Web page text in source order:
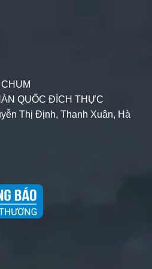
QUỐC ĐÍCH THỰC
Thị Định, Thanh Xuân, Hà